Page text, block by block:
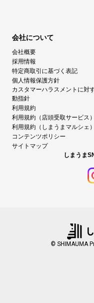
会社について
会社概要
採用情報
特定商取引に基づく表記
個人情報保護方針
カスタマーハラスメントに対
動指針
利用規約
利用規約（店頭受取サービス）
利用規約（しまうまマルシェ）
コンテンツポリシー
サイトマップ
しまうま
© SHIMAUMA